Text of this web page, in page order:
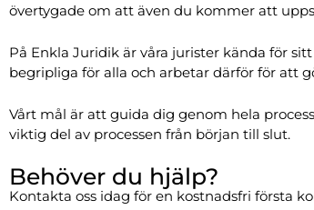
övertygade om att även du kommer att
På Enkla Juridik är våra jurister kända för
begripliga för alla och arbetar därför för att
Vårt mål är att guida dig genom hela
viktig del av processen från början till slut.
Behöver du hjälp?
Kontakta oss idag för en kostnadsfri första